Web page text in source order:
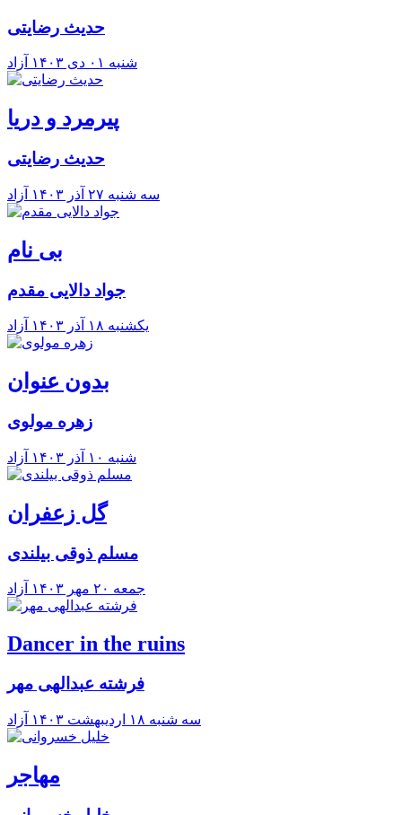
حدیث رضایتی
شنبه ۰۱ دی ۱۴۰۳ آزاد
پیرمرد و دریا
حدیث رضایتی
سه شنبه ۲۷ آذر ۱۴۰۳ آزاد
بی نام
جواد دالایی مقدم
يکشنبه ۱۸ آذر ۱۴۰۳ آزاد
بدون عنوان
زهره مولوی
شنبه ۱۰ آذر ۱۴۰۳ آزاد
گل زعفران
مسلم ذوقی بیلندی
جمعه ۲۰ مهر ۱۴۰۳ آزاد
Dancer in the ruins
فرشته عبدالهی مهر
سه شنبه ۱۸ ارديبهشت ۱۴۰۳ آزاد
مهاجر